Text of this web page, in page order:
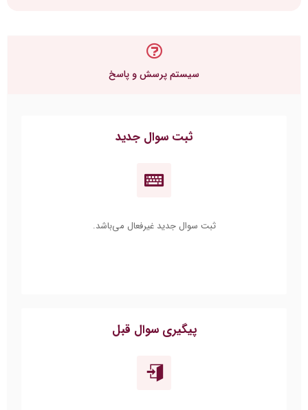
سیستم پرسش و پاسخ
ثبت سوال جدید
ثبت سوال جدید غیرفعال می‌باشد.
پیگیری سوال قبل